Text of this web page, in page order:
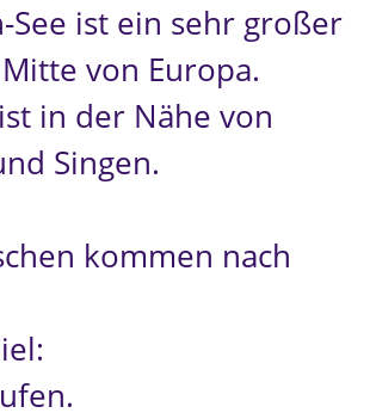
See ist ein sehr großer
von Europa.
in der Nähe von
Singen.
kommen nach